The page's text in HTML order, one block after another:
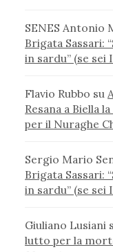
SENES Antonio
Brigata Sassari:
in sardu” (se sei
Flavio Rubbo su
Resana a Biella
per il Nuraghe
Sergio Mario
Brigata Sassari:
in sardu” (se sei
Giuliano Lusiani
lutto per la